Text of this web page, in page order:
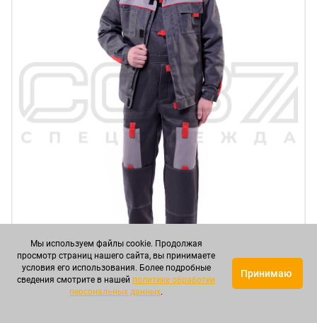
Мы используем файлы cookie. Продолжая
просмотр страниц нашего сайта, вы принимаете
условия его использования. Более подробные
сведения смотрите в нашей политике обработки
персональных данных.
Принимаю